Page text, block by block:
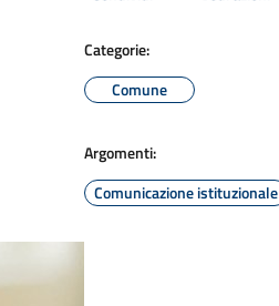
Categorie:
Comune
Argomenti:
Comunicazione istituzionale